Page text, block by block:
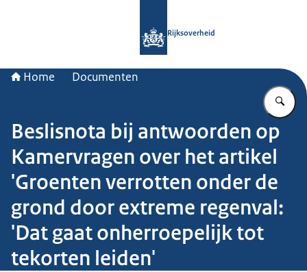
Rijksoverheid
Home Documenten
Beslisnota bij antwoorden op
Kamervragen over het artikel
'Groenten verrotten onder de
grond door extreme regenval:
'Dat gaat onherroepelijk tot
tekorten leiden'